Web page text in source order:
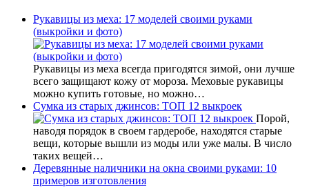
Рукавицы из меха: 17 моделей своими руками
(выкройки и фото)
Рукавицы из меха всегда пригодятся зимой, они лучше
всего защищают кожу от мороза. Меховые рукавицы
можно купить готовые, но можно…
Сумка из старых джинсов: ТОП 12 выкроек
Порой,
наводя порядок в своем гардеробе, находятся старые
вещи, которые вышли из моды или уже малы. В число
таких вещей…
Деревянные наличники на окна своими руками: 10
примеров изготовления